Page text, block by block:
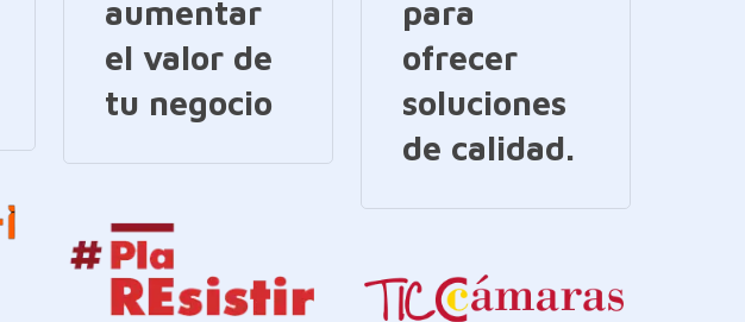
aumentar
el valor de
tu negocio
para
ofrecer
soluciones
de calidad.